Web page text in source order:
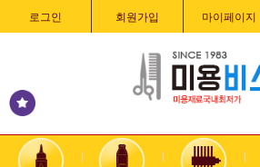
로그인 회원가입 마이페이지